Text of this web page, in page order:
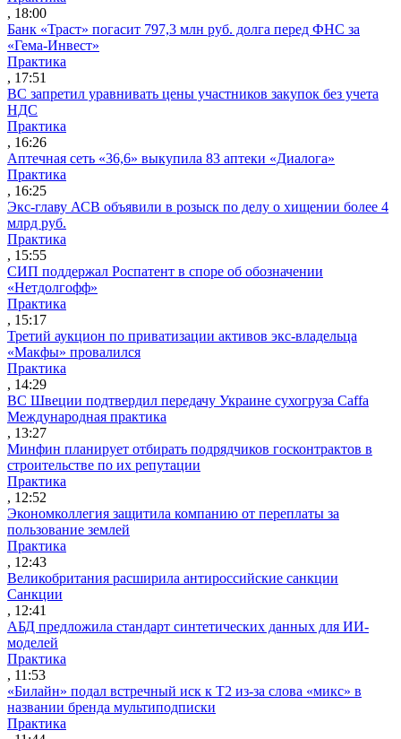
, 18:00
Банк «Траст» погасит 797,3 млн руб. долга перед ФНС за
«Гема-Инвест»
Практика
, 17:51
ВС запретил уравнивать цены участников закупок без учета
НДС
Практика
, 16:26
Аптечная сеть «36,6» выкупила 83 аптеки «Диалога»
Практика
, 16:25
Экс-главу АСВ объявили в розыск по делу о хищении более 4
млрд руб.
Практика
, 15:55
СИП поддержал Роспатент в споре об обозначении
«Нетдолгофф»
Практика
, 15:17
Третий аукцион по приватизации активов экс-владельца
«Макфы» провалился
Практика
, 14:29
ВС Швеции подтвердил передачу Украине сухогруза Caffa
Международная практика
, 13:27
Минфин планирует отбирать подрядчиков госконтрактов в
строительстве по их репутации
Практика
, 12:52
Экономколлегия защитила компанию от переплаты за
пользование землей
Практика
, 12:43
Великобритания расширила антироссийские санкции
Санкции
, 12:41
АБД предложила стандарт синтетических данных для ИИ-
моделей
Практика
, 11:53
«Билайн» подал встречный иск к Т2 из-за слова «микс» в
названии бренда мультиподписки
Практика